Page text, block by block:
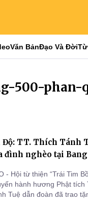
Văn BảnĐạo Và Đời
500-phan-
Độ: TT. Thích Tánh
đình nghèo tại
- Hội từ thiện “Trái Tim
hành hương Phật tích
Tuệ dẫn đoàn đã trao